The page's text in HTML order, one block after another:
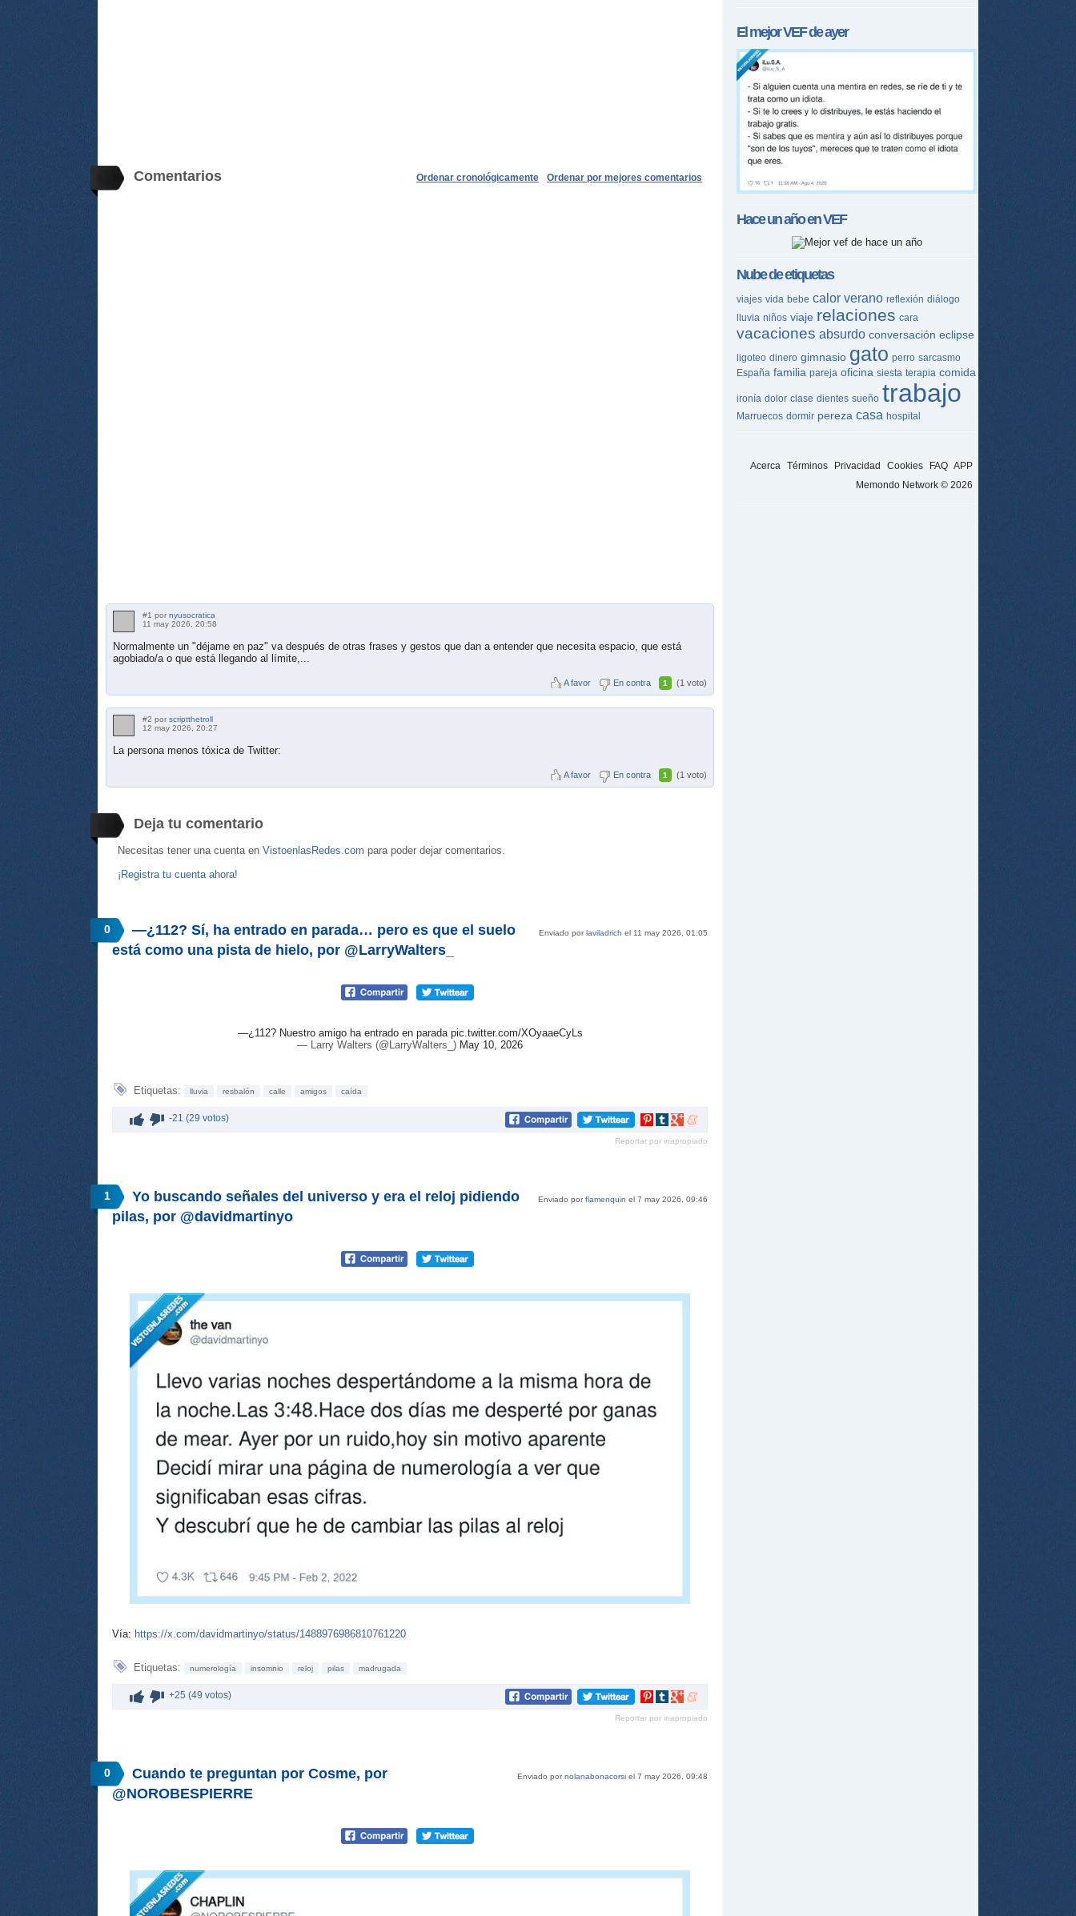
Comentarios Ordenar por mejores comentarios
Ordenar cronológicamente
#1 por nyusocratica
11 may 2026, 20:58
Normalmente un "déjame en paz" va después de otras frases y gestos que dan a entender que necesita espacio, que está
agobiado/a o que está llegando al límite,...
A favor En contra 1 (1 voto)
#2 por scriptthetroll
12 may 2026, 20:27
La persona menos tóxica de Twitter:
A favor En contra 1 (1 voto)
Deja tu comentario
Necesitas tener una cuenta en VistoenlasRedes.com para poder dejar comentarios.
¡Registra tu cuenta ahora!
0 Enviado porlaviladrich el 11 may 2026, 01:05
—¿112? Sí, ha entrado en parada… pero es que el suelo
está como una pista de hielo, por @LarryWalters_
—¿112? Nuestro amigo ha entrado en parada pic.twitter.com/XOyaaeCyLs
— Larry Walters (@LarryWalters_) May 10, 2026
Etiquetas: lluvia resbalón calle amigos caída
-21 (29 votos)
Compartir
Pinterest
Compartir
tumblr
Compartir
Google+
Compartir
meneame
Reportar por inapropiado
1 Enviado porflamenquin el 7 may 2026, 09:46
Yo buscando señales del universo y era el reloj pidiendo
pilas, por @davidmartinyo
Vía: https://x.com/davidmartinyo/status/1488976986810761220
Etiquetas: numerología insomnio reloj pilas madrugada
+25 (49 votos)
Compartir
Pinterest
Compartir
tumblr
Compartir
Google+
Compartir
meneame
Reportar por inapropiado
0 Enviado pornolanabonacorsi el 7 may 2026, 09:48
Cuando te preguntan por Cosme, por
@NOROBESPIERRE
El mejorVEFde ayer
Hace un año enVEF
Nube de etiquetas
viajes vida bebe calor verano reflexión diálogo
lluvia niños viaje relaciones cara
vacaciones absurdo conversación eclipse
ligoteo dinero gimnasio gato perro sarcasmo
España familia pareja oficina siesta terapia comida
ironía dolor clase dientes sueño trabajo
Marruecos dormir pereza casa hospital
Acerca Términos Privacidad Cookies FAQ APP
Memondo Network © 2026